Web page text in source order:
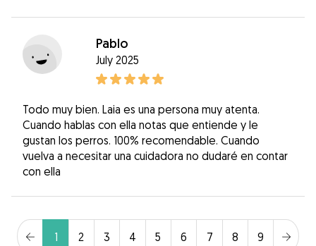
Pablo
July 2025
Todo muy bien. Laia es una persona muy atenta.
Cuando hablas con ella notas que entiende y le
gustan los perros. 100% recomendable. Cuando
vuelva a necesitar una cuidadora no dudaré en contar
con ella
1 2 3 4 5 6 7 8 9